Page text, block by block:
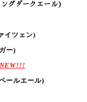
グダークエール)
イツェン)
ー)
NEW!!!
ールエール)